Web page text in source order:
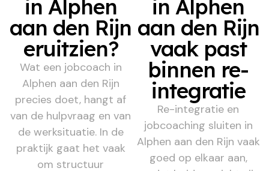
in Alphen
aan den Rijn
eruitzien?
Wat een jobcoach in
Alphen aan den Rijn
precies doet, hangt af
van de hulpvraag en van
de werksituatie. In de
praktijk gaat het vaak
om structuur
in Alphen
aan den Rijn
vaak past
binnen re-
integratie
Re-integratie en
jobcoaching sluiten in
Alphen aan den Rijn vaak
goed op elkaar aan,